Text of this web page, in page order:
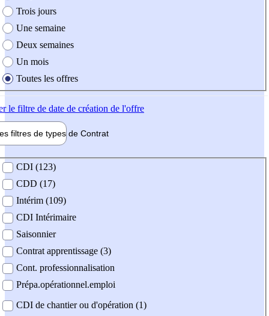
Trois jours
Une semaine
Deux semaines
Un mois
Toutes les offres
le filtre de date de création de l'offre
filtres de types de Contrat
contrat
CDI (123)
CDD (17)
Intérim (109)
CDI Intérimaire
Saisonnier
Contrat apprentissage (3)
Cont. professionnalisation
Prépa.opérationnel.emploi
CDI de chantier ou d'opération (1)